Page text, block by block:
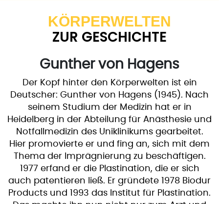
KÖRPERWELTEN
ZUR GESCHICHTE
Gunther von Hagens
Der Kopf hinter den Körperwelten ist ein
Deutscher: Gunther von Hagens (1945). Nach
seinem Studium der Medizin hat er in
Heidelberg in der Abteilung für Anästhesie und
Notfallmedizin des Uniklinikums gearbeitet.
Hier promovierte er und fing an, sich mit dem
Thema der Imprägnierung zu beschäftigen.
1977 erfand er die Plastination, die er sich
auch patentieren ließ. Er gründete 1978 Biodur
Products und 1993 das Institut für Plastination.